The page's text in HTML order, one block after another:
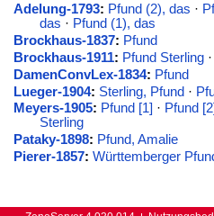
Adelung-1793: Pfund (2), das ·
das · Pfund (1), das
Brockhaus-1837: Pfund
Brockhaus-1911: Pfund Sterling·
DamenConvLex-1834: Pfund
Lueger-1904: Sterling, Pfund·
Meyers-1905: Pfund [1] · Pfund [2]
Sterling
Pataky-1898: Pfund, Amalie
Pierer-1857: Württemberger